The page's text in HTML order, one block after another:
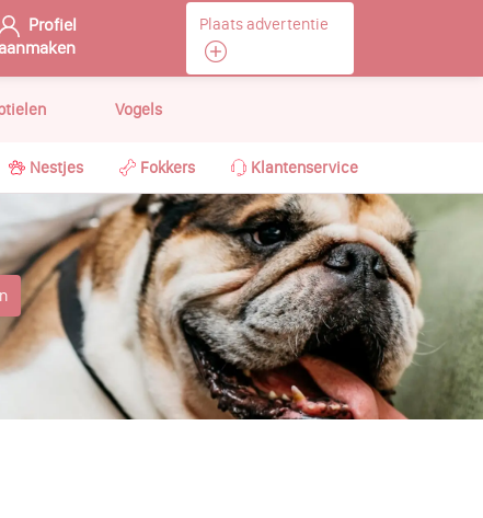
Profiel
aanmaken
Plaats advertentie
Vogels
Nestjes Fokkers Klantenservice